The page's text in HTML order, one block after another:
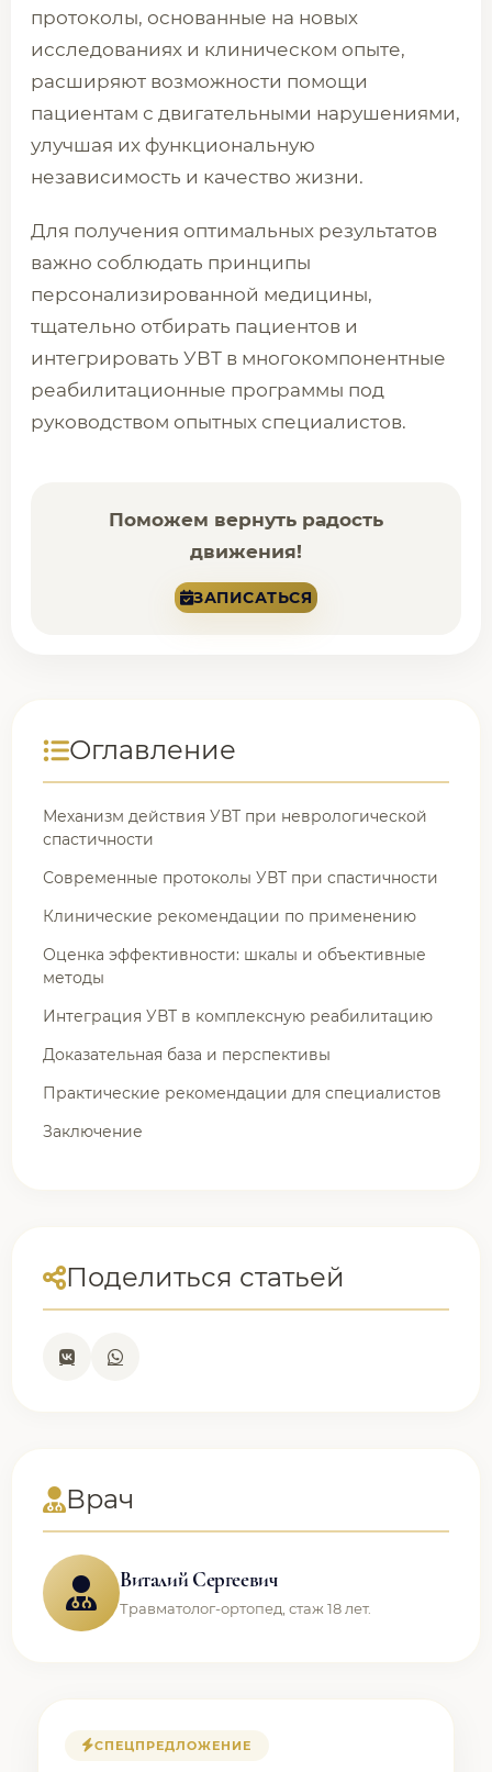
протоколы, основанные на новых
исследованиях и клиническом опыте,
расширяют возможности помощи
пациентам с двигательными нарушениями,
улучшая их функциональную
независимость и качество жизни.
Для получения оптимальных результатов
важно соблюдать принципы
персонализированной медицины,
тщательно отбирать пациентов и
интегрировать УВТ в многокомпонентные
реабилитационные программы под
руководством опытных специалистов.
Поможем вернуть радость
движения!
ЗАПИСАТЬСЯ
Оглавление
Механизм действия УВТ при неврологической
спастичности
Современные протоколы УВТ при спастичности
Клинические рекомендации по применению
Оценка эффективности: шкалы и объективные
методы
Интеграция УВТ в комплексную реабилитацию
Доказательная база и перспективы
Практические рекомендации для специалистов
Заключение
Поделиться статьей
Врач
Виталий Сергеевич
Травматолог-ортопед, стаж 18 лет.
СПЕЦПРЕДЛОЖЕНИЕ